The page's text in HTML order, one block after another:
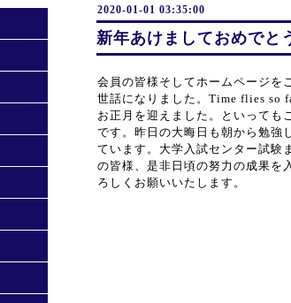
2020-01-01 03:35:00
新年あけましておめでと
会員の皆様そしてホームページを
世話になりました。Time flies so
お正月を迎えました。といっても
です。昨日の大晦日も朝から勉強
ています。大学入試センター試験
の皆様、是非日頃の努力の成果を
ろしくお願いいたします。